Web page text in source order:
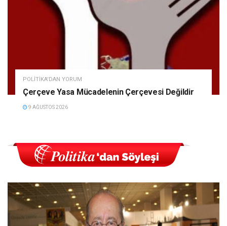
POLITIKA'DAN YORUM
Çerçeve Yasa Mücadelenin Çerçevesi Değildir
9 AĞUSTOS 2026